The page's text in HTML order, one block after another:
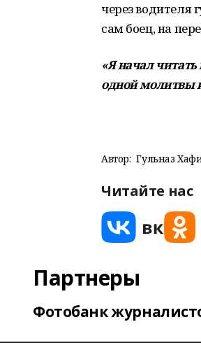
через водителя
сам боец, на
«Я начал
одной молитвы
Автор: Гульназ
Читайте нас
Партнеры
Фотобанк